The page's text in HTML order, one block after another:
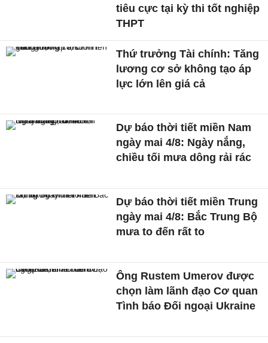
tiêu cực tại kỳ thi tốt nghiệp
THPT
Thứ trưởng Tài chính: Tăng
lương cơ sở không tạo áp
lực lớn lên giá cả
Dự báo thời tiết miền Nam
ngày mai 4/8: Ngày nắng,
chiều tối mưa dông rải rác
Dự báo thời tiết miền Trung
ngày mai 4/8: Bắc Trung Bộ
mưa to đến rất to
Ông Rustem Umerov được
chọn làm lãnh đạo Cơ quan
Tình báo Đối ngoại Ukraine